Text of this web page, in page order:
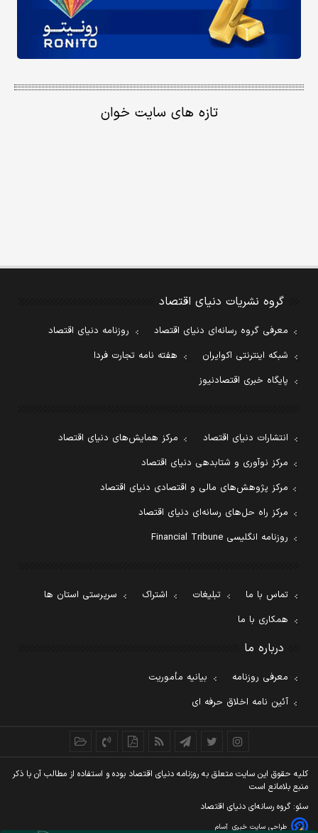
تازه های سایت خوان
گروه نشریات دنیای اقتصاد
معرفی گروه رسانه‌ای دنیای اقتصاد
روزنامه دنیای اقتصاد
شبکه اینترنتی اکوایران
هفته نامه تجارت فردا
پایگاه خبری اقتصادنیوز
انتشارات دنیای اقتصاد
مرکز همایش‌های دنیای اقتصاد
مرکز نوآوری و شتابدهی دنیای اقتصاد
مرکز پژوهش‌های مالی و اقتصادی دنیای اقتصاد
مرکز راه حل‌های رسانه‌ای دنیای اقتصاد
روزنامه انگلیسی Financial Tribune
تماس با ما تبلیغات اشتراک
سرپرستی استان ها
همکاری با ما
درباره ما
معرفی روزنامه
بیانیه مأموریت
آئین نامه اخلاق حرفه ای
کليه حقوق اين سايت متعلق به روزنامه دنيای اقتصاد بوده و استفاده از مطالب آن با ذکر
منبع بلامانع است
سئو: گروه رسانه‌ای دنیای اقتصاد
طراحی سایت خبری آسام